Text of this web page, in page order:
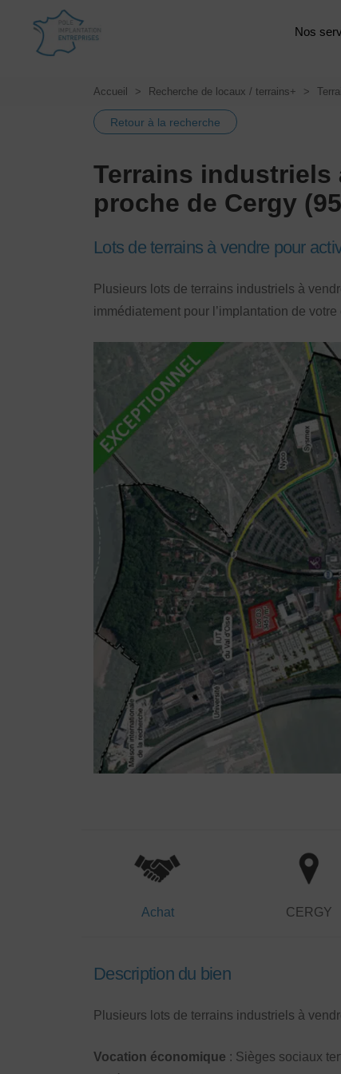
Nos
Accueil Recherche de locaux / terrains+
Retour à la recherche
Terrains industriels
proche de Cergy
Lots de terrains à vendre pour
Plusieurs lots de terrains industriels à
immédiatement pour l’implantation de
Achat CERGY
Description du bien
Plusieurs lots de terrains industriels à
Vocation économique : Sièges sociaux